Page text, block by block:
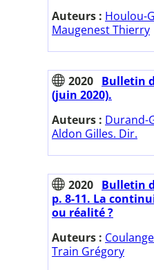
Auteurs : Houlou-
Maugenest Thierry
2020 Bulletin
(juin 2020).
Auteurs : Durand-
Aldon Gilles. Dir.
2020 Bulletin
p. 8-11. La
ou réalité ?
Auteurs :
Train Grégory